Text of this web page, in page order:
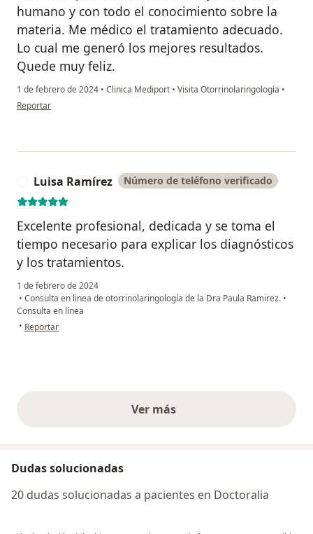
humano y con todo el conocimiento sobre la
materia. Me médico el tratamiento adecuado.
Lo cual me generó los mejores resultados.
Quede muy feliz.
1 de febrero de 2024 • Clinica Mediport • Visita Otorrinolaringología •
en opinión del usuario Daniel Rodríguez
Reportar
Luisa Ramírez Número de teléfono verificado
Excelente profesional, dedicada y se toma el
tiempo necesario para explicar los diagnósticos
y los tratamientos.
1 de febrero de 2024
• Consulta en linea de otorrinolaringología de la Dra Paula Ramirez. •
Consulta en línea
• en opinión del usuario Luisa Ramírez
Reportar
Ver másopiniones anteriores
Dudas solucionadas
20 dudas solucionadas a pacientes en Doctoralia